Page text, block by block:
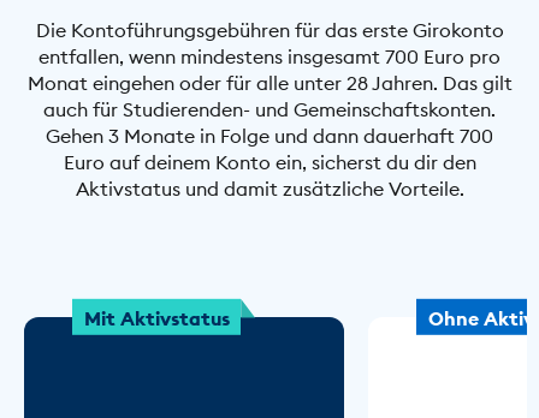
Die Kontoführungsgebühren für das erste Girokonto
entfallen, wenn mindestens insgesamt 700 Euro pro
Monat eingehen oder für alle unter 28 Jahren. Das gilt
auch für Studierenden- und Gemeinschaftskonten.
Gehen 3 Monate in Folge und dann dauerhaft 700
Euro auf deinem Konto ein, sicherst du dir den
Aktivstatus und damit zusätzliche Vorteile.
Mit Aktivstatus Ohne